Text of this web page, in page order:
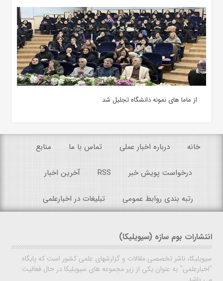
از ماما های نمونه دانشگاه تجلیل شد
خانه درباره اخبار عملی تماس با ما منابع
درخواست پویش خبر RSS آخرین اخبار
رتبه بندی روابط عمومی تبلیغات در اخبارعلمی
انتشارات بوم سازه (سیویلیکا)
سیویلیکا، ناشر تخصصی مقالات و گزارشهای علمی کشور است که پایگاه
"اخبارعلمی" به عنوان یکی از زیر مجموعه های سیویلیکا در حال فعالیت